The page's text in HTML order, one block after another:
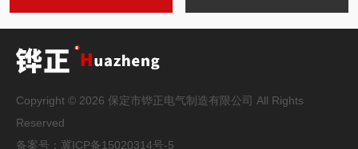
Copyright © 2026 保定市铧正电气制造有限公司 All Rights
Reserved
备案号： 冀ICP备15020314号-5